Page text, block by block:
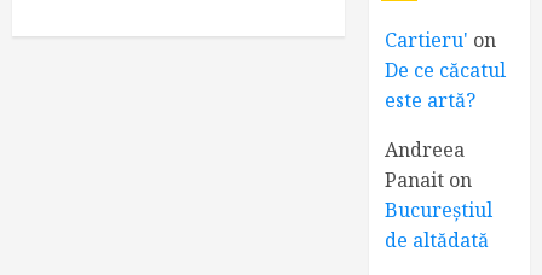
Cartieru' on
De ce căcatul
este artă?
Andreea
Panait on
Bucureștiul
de altădată